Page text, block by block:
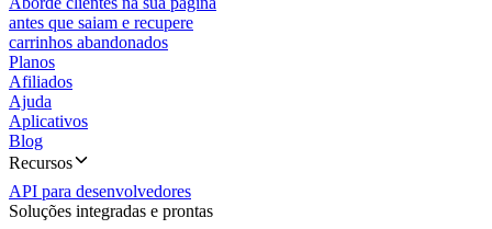
antes que saiam e recupere
carrinhos abandonados
Planos
Afiliados
Ajuda
Aplicativos
Blog
Recursos
API para desenvolvedores
Soluções integradas e prontas